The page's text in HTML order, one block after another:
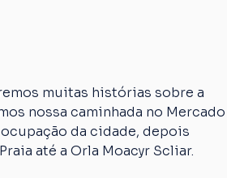
muitas histórias sobre a
nossa caminhada no Mercado
da cidade, depois
até a Orla Moacyr Scliar.